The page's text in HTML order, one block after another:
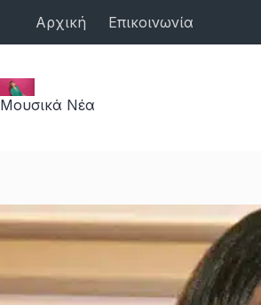
περιεχόμενο
Αρχική Επικοινωνία
Μουσικά Νέα